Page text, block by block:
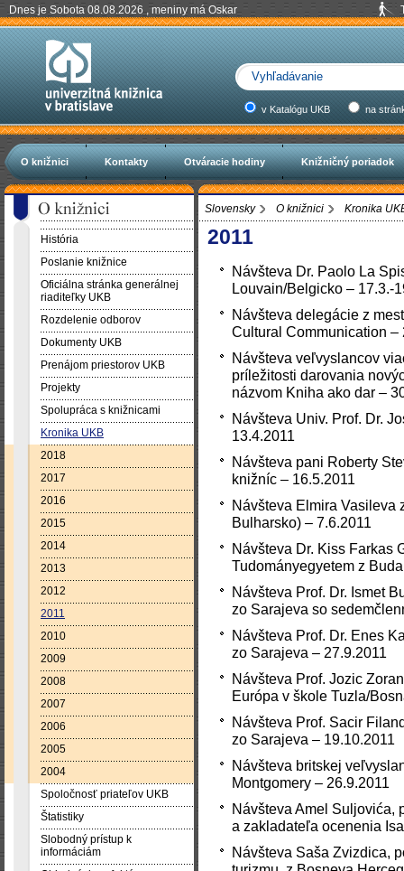
Dnes je Sobota 08.08.2026 , meniny má Oskar
v Katalógu UKB na
O knižnici Kontakty Otváracie hodiny Knižničný poriadok
Slovensky O knižnici Kronika
2011
Návšteva Dr. Paolo La
Louvain/Belgicko – 17.3.-
Návšteva delegácie z
Cultural Communication –
Návšteva veľvyslancov
príležitosti darovania
názvom Kniha ako dar –
Návšteva Univ. Prof. Dr.
13.4.2011
Návšteva pani Roberty
knižníc – 16.5.2011
Návšteva Elmira Vasileva
Bulharsko) – 7.6.2011
Návšteva Dr. Kiss Farkas
Tudományegyetem z
Návšteva Prof. Dr. Ismet
zo Sarajeva so
Návšteva Prof. Dr. Enes
zo Sarajeva – 27.9.2011
Návšteva Prof. Jozic
Európa v škole Tuzla/
Návšteva Prof. Sacir
zo Sarajeva – 19.10.2011
Návšteva britskej
Montgomery – 26.9.2011
Návšteva Amel Suljovića,
a zakladateľa ocenenia
Návšteva Saša Zvizdica,
História
Poslanie knižnice
Oficiálna stránka generálnej
riaditeľky UKB
Rozdelenie odborov
Dokumenty UKB
Prenájom priestorov UKB
Projekty
Spolupráca s knižnicami
Kronika UKB
2018
2017
2016
2015
2014
2013
2012
2011
2010
2009
2008
2007
2006
2005
2004
Spoločnosť priateľov UKB
Štatistiky
Slobodný prístup k
informáciám